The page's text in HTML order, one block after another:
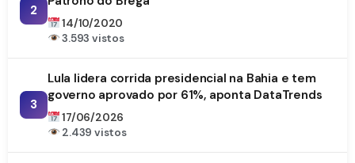
2
14/10/2020
3.593 vistos
3
Lula lidera corrida presidencial na Bahia e tem
governo aprovado por 61%, aponta DataTrends
17/06/2026
2.439 vistos